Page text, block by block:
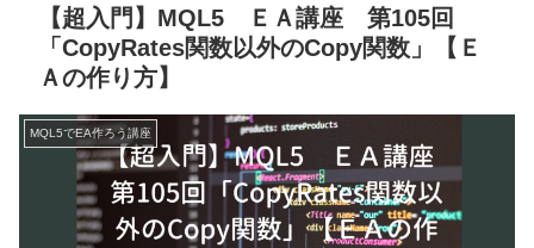
【超入門】MQL5 ＥＡ講座 第105回
「CopyRates関数以外のCopy関数」【Ｅ
Ａの作り方】
MQL5でEA作ろう講座